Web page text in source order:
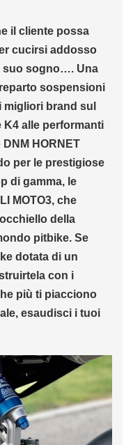
il cliente possa
cucirsi addosso
suo sogno…. Una
sospensioni
brand sul
K4 alle performanti
DNM HORNET
per le prestigiose
di gamma, le
MOTO3, che
della
pitbike. Se
dotata di un
con i
più ti piacciono
esaudisci i tuoi